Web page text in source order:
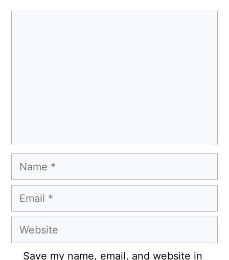
Name
Email
Website
Save my name, email, and website in